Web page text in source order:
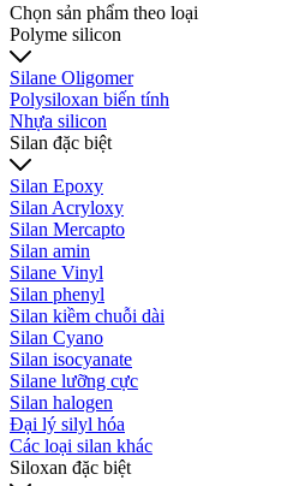
Chọn sản phẩm theo loại
Polyme silicon
Silane Oligomer
Polysiloxan biến tính
Nhựa silicon
Silan đặc biệt
Silan Epoxy
Silan Acryloxy
Silan Mercapto
Silan amin
Silane Vinyl
Silan phenyl
Silan kiềm chuỗi dài
Silan Cyano
Silan isocyanate
Silane lưỡng cực
Silan halogen
Đại lý silyl hóa
Các loại silan khác
Siloxan đặc biệt